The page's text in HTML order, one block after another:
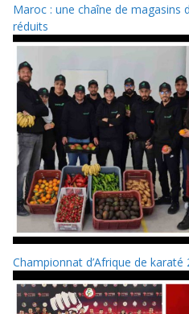
Maroc : une chaîne de magasins
réduits
Championnat d’Afrique de